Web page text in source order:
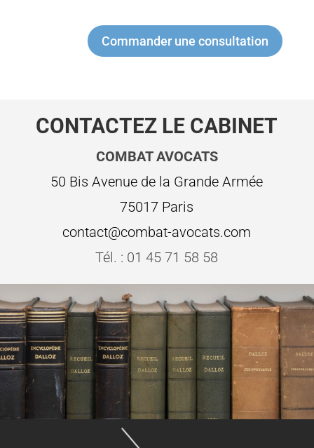
Commander une consultation
CONTACTEZ LE CABINET
COMBAT AVOCATS
50 Bis Avenue de la Grande Armée
75017 Paris
contact@combat-avocats.com
Tél. : 01 45 71 58 58